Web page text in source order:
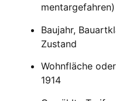
men­tar­ge­fah­ren)
Bau­jahr,
Zustand
Wohn­flä­che
1914